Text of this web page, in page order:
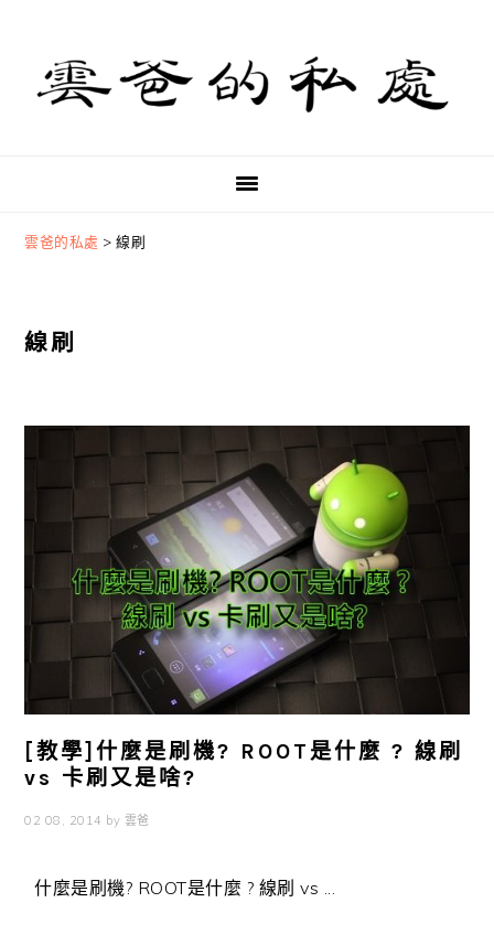
primary
navigation
content
primary
sidebar
雲爸的私處 >線刷
線刷
[教學]什麼是刷機? ROOT是什麼 ? 線刷
vs 卡刷又是啥?
02 08, 2014 by 雲爸
什麼是刷機? ROOT是什麼 ? 線刷 vs ...